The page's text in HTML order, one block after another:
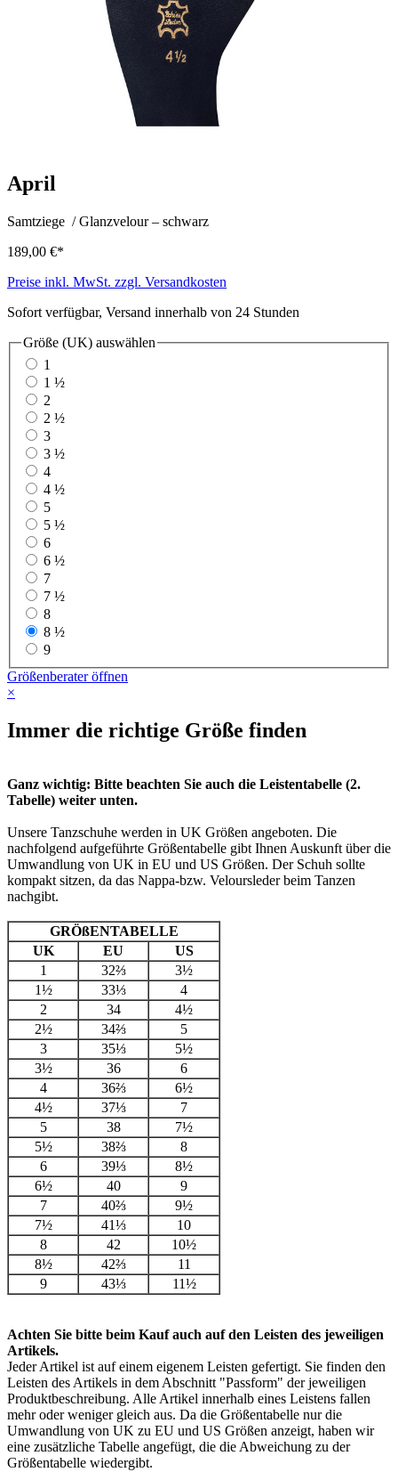
April
Samtziege / Glanzvelour – schwarz
189,00 €*
Preise inkl. MwSt. zzgl. Versandkosten
Sofort verfügbar, Versand innerhalb von 24 Stunden
Größe (UK) auswählen
1
1 ½
2
2 ½
3
3 ½
4
4 ½
5
5 ½
6
6 ½
7
7 ½
8
8 ½
9
Größenberater öffnen
×
Immer die richtige Größe finden
Ganz wichtig: Bitte beachten Sie auch die Leistentabelle (2.
Tabelle) weiter unten.
Unsere Tanzschuhe werden in UK Größen angeboten. Die
nachfolgend aufgeführte Größentabelle gibt Ihnen Auskunft über die
Umwandlung von UK in EU und US Größen. Der Schuh sollte
kompakt sitzen, da das Nappa-bzw. Veloursleder beim Tanzen
nachgibt.
GRÖßENTABELLE
UK
EU
US
1
32⅔
3½
1½
33⅓
4
2
34
4½
2½
34⅔
5
3
35⅓
5½
3½
36
6
4
36⅔
6½
4½
37⅓
7
5
38
7½
5½
38⅔
8
6
39⅓
8½
6½
40
9
7
40⅔
9½
7½
41⅓
10
8
42
10½
8½
42⅔
11
9
43⅓ 11½
Achten Sie bitte beim Kauf auch auf den Leisten des jeweiligen
Artikels.
Jeder Artikel ist auf einem eigenem Leisten gefertigt. Sie finden den
Leisten des Artikels in dem Abschnitt "Passform" der jeweiligen
Produktbeschreibung. Alle Artikel innerhalb eines Leistens fallen
mehr oder weniger gleich aus. Da die Größentabelle nur die
Umwandlung von UK zu EU und US Größen anzeigt, haben wir
eine zusätzliche Tabelle angefügt, die die Abweichung zu der
Größentabelle wiedergibt.